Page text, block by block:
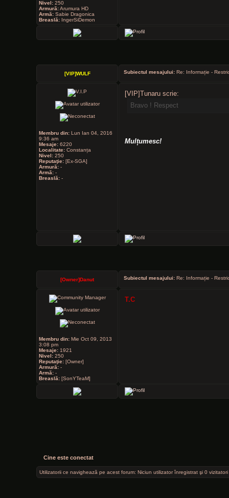
Nivel: 250
Armură:Arumura HD
Armă: Sabie Dragonica
Breaslă: IngerSiDemon
[VIP]WULF Subiectul mesajului: Re: Informație -
Membru din: Lun Ian 04, 2016
9:36 am
Mesaje: 6220
Localitate: Constanța
Nivel: 250
Reputaţie: [Ex-SGA]
Armură: -
Armă: -
Breaslă: -
[VIP]Tunaru scrie:
Bravo ! Respect
Mulțumesc!
[Owner]Danut Subiectul mesajului: Re: Informație -
Membru din: Mie Oct 09, 2013
3:08 pm
Mesaje: 1921
Nivel: 250
Reputaţie: [Owner]
Armură: -
Armă: -
Breaslă: [SonYTeaM]
T.C
Cine este conectat
Utilizatorii ce navighează pe acest forum: Niciun utilizator înregistrat şi 0 vizitatori